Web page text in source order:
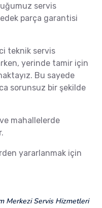
servis
parça garantisi
teknik servis
yerinde tamir için
Bu sayede
sorunsuz bir şekilde
mahallelerde
yararlanmak için
Merkezi Servis Hizmetleri